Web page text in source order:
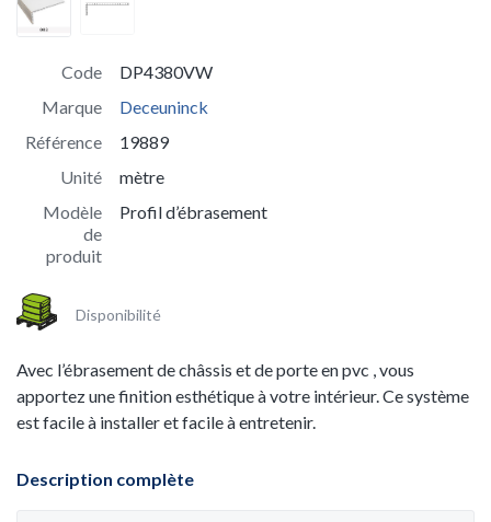
Code
DP4380VW
Marque
Deceuninck
Référence
19889
Unité
mètre
Modèle
de
produit
Profil d’ébrasement
Disponibilité
Avec l’ébrasement de châssis et de porte en pvc , vous
apportez une finition esthétique à votre intérieur. Ce système
est facile à installer et facile à entretenir.
Description complète